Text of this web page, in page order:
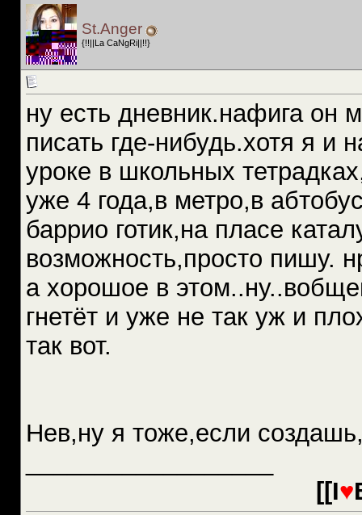
St.Anger
{!!||La CaNgRi||!!}
ну есть дневник.нафига он
писать где-нибудь.хотя я и
уроке в школьных
уже 4 года,в метро,в
баррио готик,на пласе
возможность,просто пишу.
а хорошое в
гнетёт и уже не так уж и
так вот.
Нев,ну я тоже,если
[[I♥